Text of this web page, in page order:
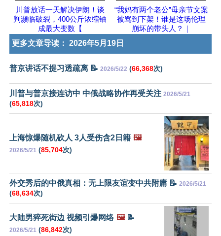
川普放话一天解决伊朗！谈
判濒临破裂，400公斤浓缩铀
成最大变数【
“我妈有两个老公”母亲节文案
被骂到下架！谁是这场伦理
崩坏的带头人？｜
更多文章导读： 2026年5月19日
普京讲话不提习透疏离 📝 2026/5/22 (66,368次)
川普与普京接连访中 中俄战略协作再受关注 2026/5/21
(65,818次)
上海惊爆随机砍人 3人受伤含2日籍 🖼️
2026/5/21 (85,704次)
外交秀后的中俄真相：无上限友谊变中共附庸 📝 2026/5/21
(68,634次)
大陆男猝死街边 视频引爆网络 🖼️📝
2026/5/21 (86,842次)